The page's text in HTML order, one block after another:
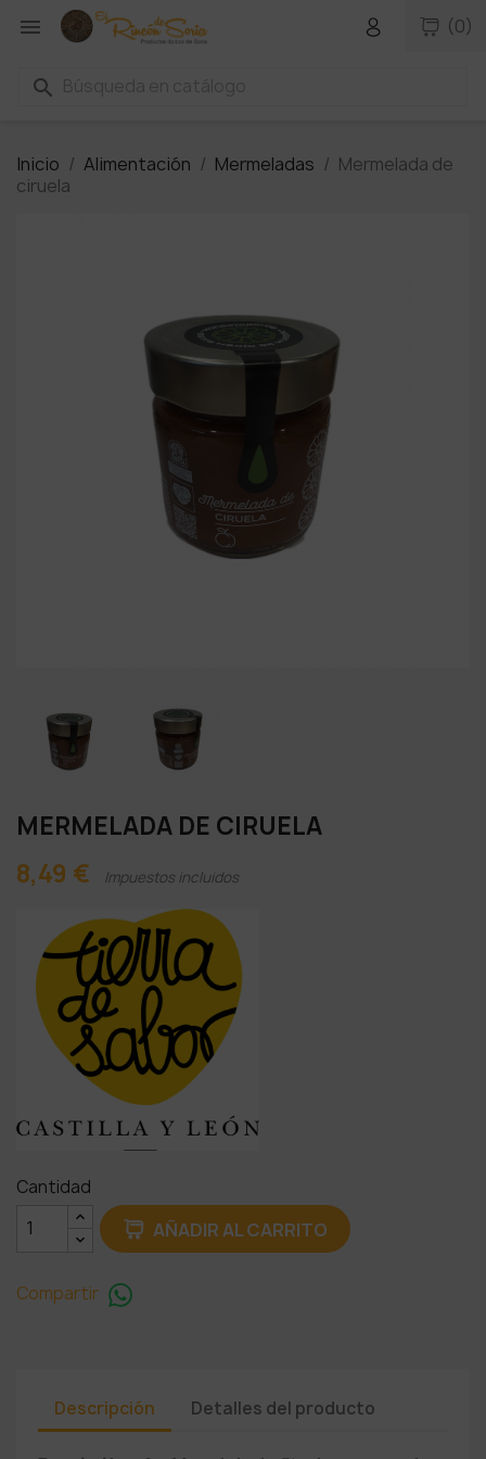
 (0)
search
Inicio Alimentación Mermeladas
Mermelada de
ciruela
MERMELADA DE CIRUELA
8,49 €
Impuestos incluidos
Cantidad
AÑADIR AL CARRITO
Compartir
Descripción Detalles del producto